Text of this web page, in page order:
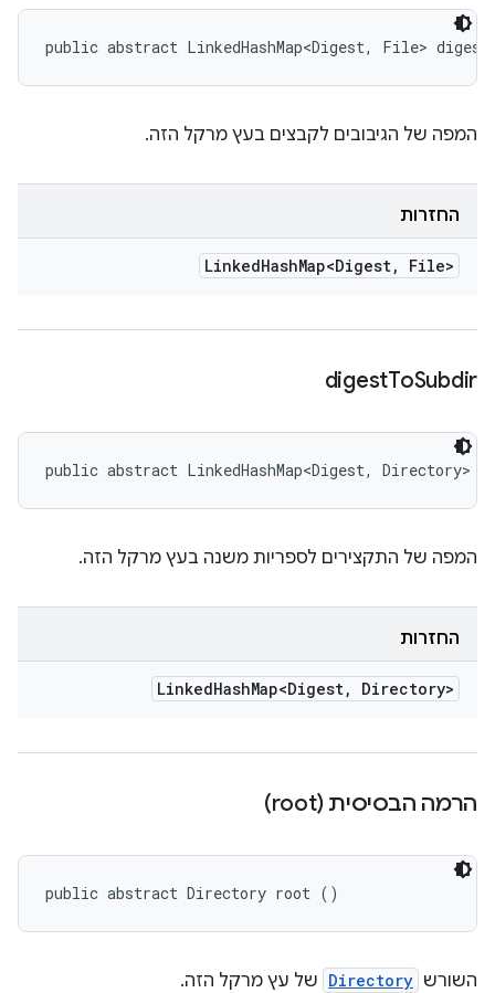
public abstract LinkedHashMap<Digest, File>
המפה של הגיבובים לקבצים בעץ מרקל הזה.
החזרות
LinkedHashMap<Digest, File>
digestToSubdir
public abstract LinkedHashMap<Digest, Directory>
המפה של התקצירים לספריות משנה בעץ מרקל הזה.
החזרות
LinkedHashMap<Digest, Directory>
הרמה הבסיסית (root)
public abstract Directory root ()
השורש Directory של עץ מרקל הזה.